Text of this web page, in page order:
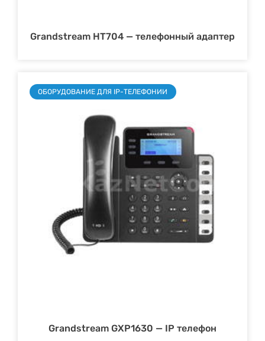
Grandstream HT704 — телефонный адаптер
ОБОРУДОВАНИЕ ДЛЯ IP-ТЕЛЕФОНИИ
Grandstream GXP1630 — IP телефон